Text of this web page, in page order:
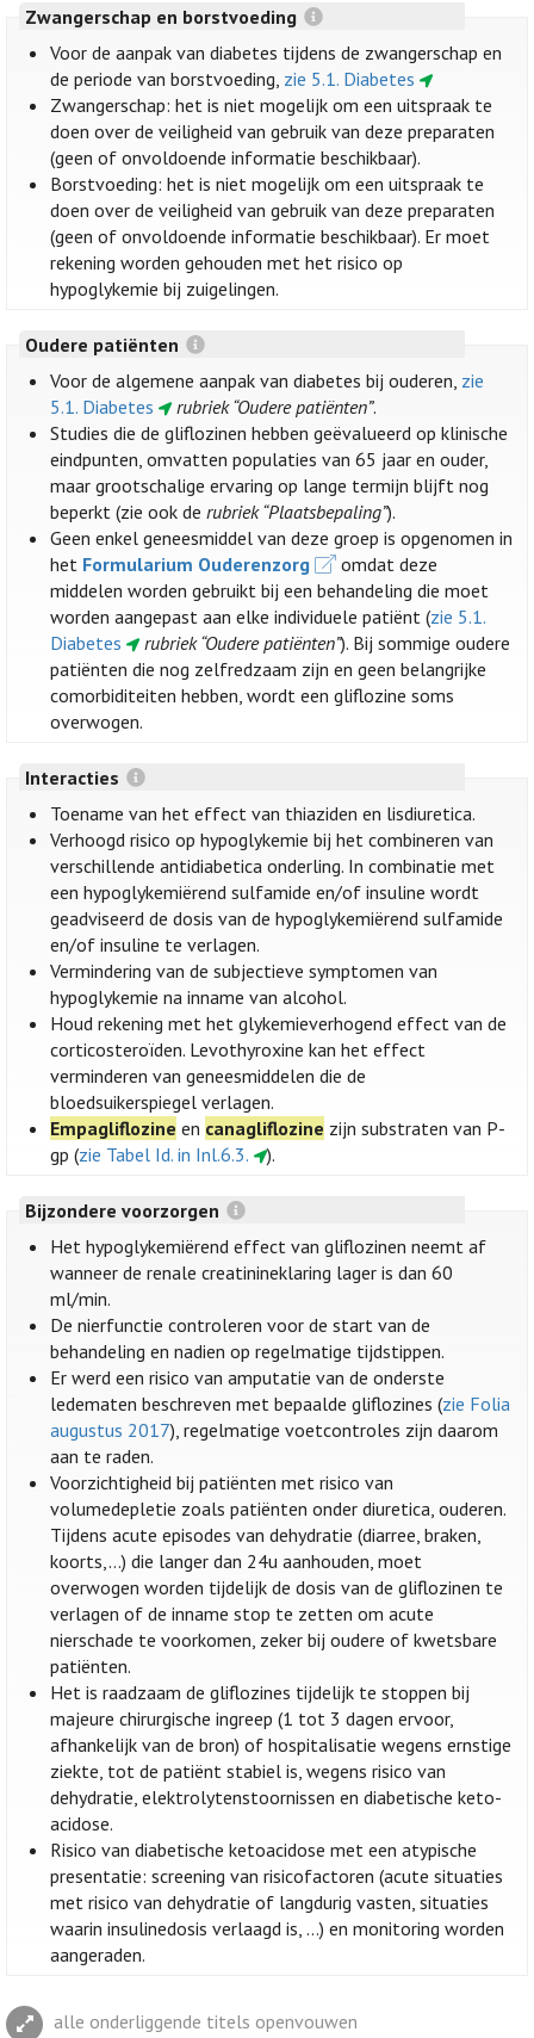
Zwangerschap en borstvoeding
Voor de aanpak van diabetes tijdens de zwangerschap en
de periode van borstvoeding, zie 5.1. Diabetes
Zwangerschap: het is niet mogelijk om een uitspraak te
doen over de veiligheid van gebruik van deze preparaten
(geen of onvoldoende informatie beschikbaar).
Borstvoeding: het is niet mogelijk om een uitspraak te
doen over de veiligheid van gebruik van deze preparaten
(geen of onvoldoende informatie beschikbaar). Er moet
rekening worden gehouden met het risico op
hypoglykemie bij zuigelingen.
Oudere patiënten
Voor de algemene aanpak van diabetes bij ouderen, zie
5.1. Diabetes
rubriek “Oudere patiënten”.
Studies die de gliflozinen hebben geëvalueerd op klinische
eindpunten, omvatten populaties van 65 jaar en ouder,
maar grootschalige ervaring op lange termijn blijft nog
beperkt (zie ook derubriek “Plaatsbepaling”).
Geen enkel geneesmiddel van deze groep is opgenomen in
het Formularium Ouderenzorg
omdat deze
middelen worden gebruikt bij een behandeling die moet
worden aangepast aan elke individuele patiënt (zie 5.1.
Diabetes
rubriek “Oudere patiënten”). Bij sommige oudere
patiënten die nog zelfredzaam zijn en geen belangrijke
comorbiditeiten hebben, wordt een gliflozine soms
overwogen.
Interacties
Toename van het effect van thiaziden en lisdiuretica.
Verhoogd risico op hypoglykemie bij het combineren van
verschillende antidiabetica onderling. In combinatie met
een hypoglykemiërend sulfamide en/of insuline wordt
geadviseerd de dosis van de hypoglykemiërend sulfamide
en/of insuline te verlagen.
Vermindering van de subjectieve symptomen van
hypoglykemie na inname van alcohol.
Houd rekening met het glykemieverhogend effect van de
corticosteroïden. Levothyroxine kan het effect
verminderen van geneesmiddelen die de
bloedsuikerspiegel verlagen.
Empagliflozine en canagliflozine zijn substraten van P-
gp (zie Tabel Id. in Inl.6.3. ).
Bijzondere voorzorgen
Het hypoglykemiërend effect van gliflozinen neemt af
wanneer de renale creatinineklaring lager is dan 60
ml/min.
De nierfunctie controleren voor de start van de
behandeling en nadien op regelmatige tijdstippen.
Er werd een risico van amputatie van de onderste
ledematen beschreven met bepaalde gliflozines (zie Folia
augustus 2017), regelmatige voetcontroles zijn daarom
aan te raden.
Voorzichtigheid bij patiënten met risico van
volumedepletie zoals patiënten onder diuretica, ouderen.
Tijdens acute episodes van dehydratie (diarree, braken,
koorts,…) die langer dan 24u aanhouden, moet
overwogen worden tijdelijk de dosis van de gliflozinen te
verlagen of de inname stop te zetten om acute
nierschade te voorkomen, zeker bij oudere of kwetsbare
patiënten.
Het is raadzaam de gliflozines tijdelijk te stoppen bij
majeure chirurgische ingreep (1 tot 3 dagen ervoor,
afhankelijk van de bron) of hospitalisatie wegens ernstige
ziekte, tot de patiënt stabiel is, wegens risico van
dehydratie, elektrolytenstoornissen en diabetische keto-
acidose.
Risico van diabetische ketoacidose met een atypische
presentatie: screening van risicofactoren (acute situaties
met risico van dehydratie of langdurig vasten, situaties
waarin insulinedosis verlaagd is, ...) en monitoring worden
aangeraden.
alle onderliggende titels openvouwen